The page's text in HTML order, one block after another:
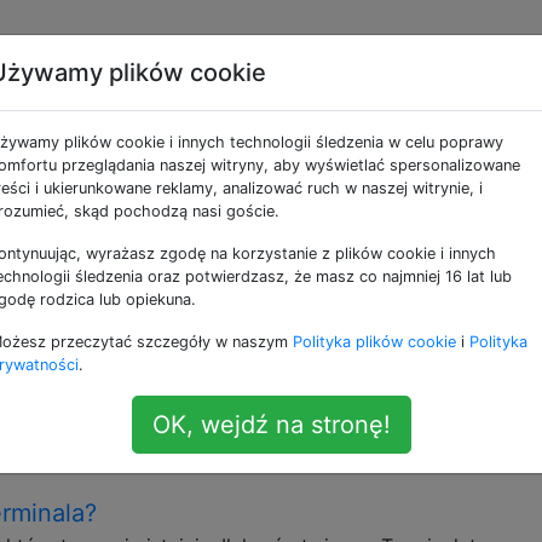
jako email
Istnieją popularne tagi dla popularnych klientów
a nie ogólnie wiadomości e-mail.
iCloud
do kalendarza spamu za 19,99 USD okulary
nie subskrybuję, nie sprawdziłem, nie przeszukałem ani
więc wyraźnie spam) i ma inne widoczne konta e-
powinienem się tym martwić? Czy którekolwiek z
plików cookie
plików cookie i innych technologii śledzenia w celu poprawy
przeglądania naszej witryny, aby wyświetlać spersonalizowane
i ukierunkowane reklamy, analizować ruch w naszej witrynie, i
skąd pochodzą nasi goście.
wyrażasz zgodę na korzystanie z plików cookie i innych
śledzenia oraz potwierdzasz, że masz co najmniej 16 lat lub
rodzica lub opiekuna.
przeczytać szczegóły w naszym Polityka plików cookie i Polityka
.
OK, wejdź na stronę!